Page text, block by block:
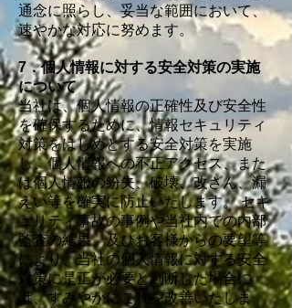
通念に照らし、妥当な範囲において、
速やかな対応に努めます。
7．個人情報に対する安全対策の実施
について
当社は、個人情報の正確性及び安全性
を確保するために、情報セキュリティ
対策をはじめとする安全対策を実施
し、個人情報への不正アクセス、また
は個人情報の紛失、破壊、改ざん、漏
えい等を確実に防止いたします。 セキ
ュリティ事故の事例や当社内での内部
監査の結果、及びお客様からの要望等
により、当社の個人情報に対する安全
対策に是正が必要と判断した場合に
は、すみやかにこれを改善いたしま